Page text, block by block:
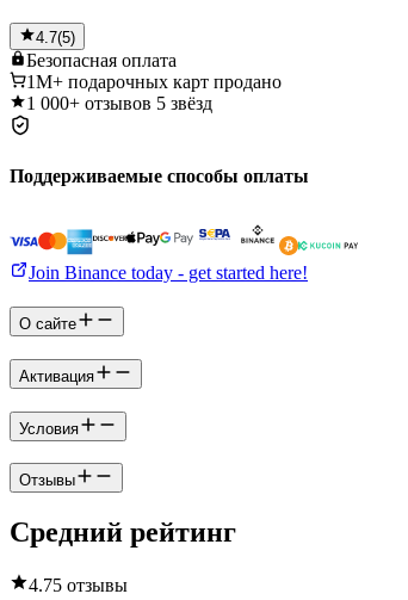
4.7(5)
Безопасная оплата
1M+ подарочных карт продано
1 000+ отзывов 5 звёзд
Поддерживаемые способы оплаты
Join Binance today - get started here!
О сайте
Активация
Условия
Отзывы
Средний рейтинг
4.75 отзывы